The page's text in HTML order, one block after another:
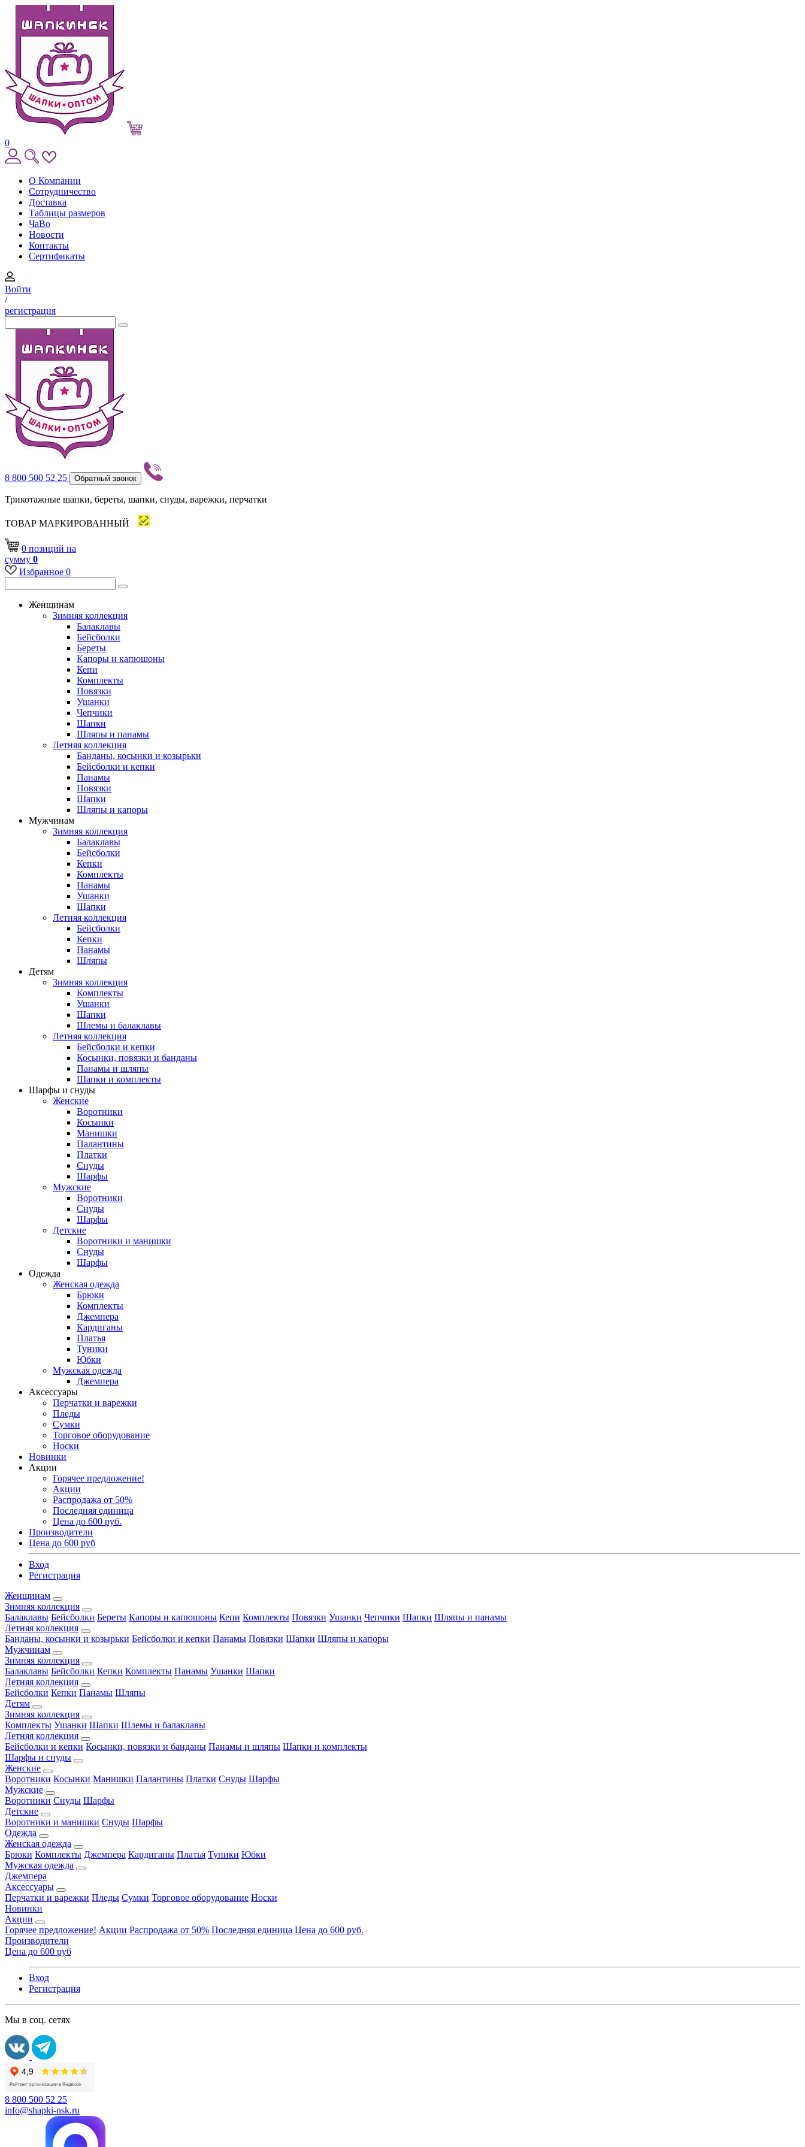
0
О Компании
Сотрудничество
Доставка
Таблицы размеров
ЧаВо
Новости
Контакты
Сертификаты
Войти
/
регистрация
8 800 500 52 25 Обратный звонок
Трикотажные шапки, береты, шапки, снуды, варежки, перчатки
ТОВАР МАРКИРОВАННЫЙ
0 позиций на
сумму 0
Избранное 0
Женщинам
Зимняя коллекция
Балаклавы
Бейсболки
Береты
Капоры и капюшоны
Кепи
Комплекты
Повязки
Ушанки
Чепчики
Шапки
Шляпы и панамы
Летняя коллекция
Банданы, косынки и козырьки
Бейсболки и кепки
Панамы
Повязки
Шапки
Шляпы и капоры
Мужчинам
Зимняя коллекция
Балаклавы
Бейсболки
Кепки
Комплекты
Панамы
Ушанки
Шапки
Летняя коллекция
Бейсболки
Кепки
Панамы
Шляпы
Детям
Зимняя коллекция
Комплекты
Ушанки
Шапки
Шлемы и балаклавы
Летняя коллекция
Бейсболки и кепки
Косынки, повязки и банданы
Панамы и шляпы
Шапки и комплекты
Шарфы и снуды
Женские
Воротники
Косынки
Манишки
Палантины
Платки
Снуды
Шарфы
Мужские
Воротники
Снуды
Шарфы
Детские
Воротники и манишки
Снуды
Шарфы
Одежда
Женская одежда
Брюки
Комплекты
Джемпера
Кардиганы
Платья
Туники
Юбки
Мужская одежда
Джемпера
Аксессуары
Перчатки и варежки
Пледы
Сумки
Торговое оборудование
Носки
Новинки
Акции
Горячее предложение!
Акции
Распродажа от 50%
Последняя единица
Цена до 600 руб.
Производители
Цена до 600 руб
Вход
Регистрация
Женщинам
Зимняя коллекция
Балаклавы Бейсболки Береты Капоры и капюшоны Кепи Комплекты Повязки Ушанки Чепчики Шапки Шляпы и панамы
Летняя коллекция
Банданы, косынки и козырьки Бейсболки и кепки Панамы Повязки Шапки Шляпы и капоры
Мужчинам
Зимняя коллекция
Балаклавы Бейсболки Кепки Комплекты Панамы Ушанки Шапки
Летняя коллекция
Бейсболки Кепки Панамы Шляпы
Детям
Зимняя коллекция
Комплекты Ушанки Шапки Шлемы и балаклавы
Летняя коллекция
Бейсболки и кепки Косынки, повязки и банданы Панамы и шляпы Шапки и комплекты
Шарфы и снуды
Женские
Воротники Косынки Манишки Палантины Платки Снуды Шарфы
Мужские
Воротники Снуды Шарфы
Детские
Воротники и манишки Снуды Шарфы
Одежда
Женская одежда
Брюки Комплекты Джемпера Кардиганы Платья Туники Юбки
Мужская одежда
Джемпера
Аксессуары
Перчатки и варежки Пледы Сумки Торговое оборудование Носки
Новинки
Акции
Горячее предложение! Акции Распродажа от 50% Последняя единица Цена до 600 руб.
Производители
Цена до 600 руб
Вход
Регистрация
Мы в соц. сетях
8 800 500 52 25
info@shapki-nsk.ru